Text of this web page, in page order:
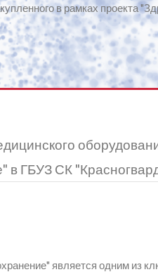
в рамках проекта
в ГБУЗ СК
является одним из